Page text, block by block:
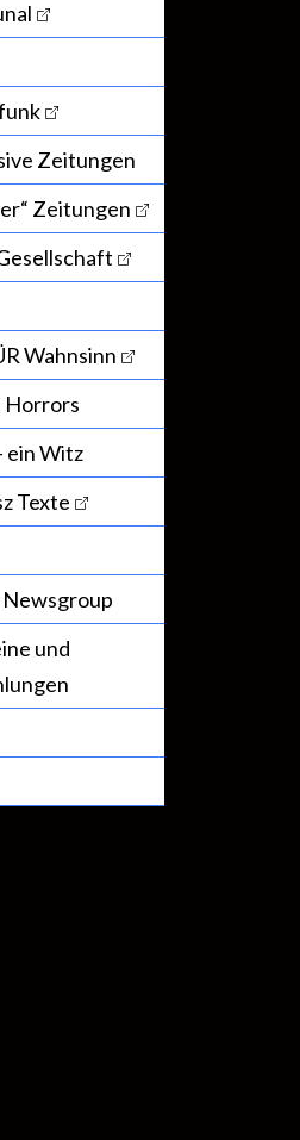
Zeitungen
Zeitungen
Wahnsinn
Horrors
ein Witz
Texte
und